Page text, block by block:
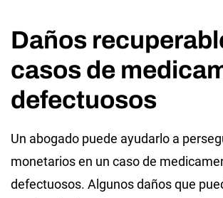
Daños
casos de
defectuosos
Un abogado puede ayudarlo a
monetarios en un caso de
defectuosos. Algunos daños que